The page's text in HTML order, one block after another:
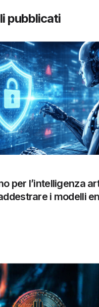
pubblicati
per l’intelligenza
i modelli